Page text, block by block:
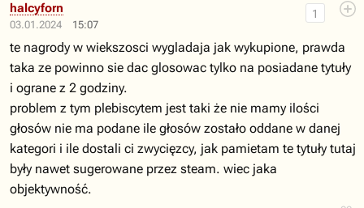
03.01.2024 15:07
1
halcyforn
te nagrody w wiekszosci wygladaja jak wykupione, prawda
taka ze powinno sie dac glosowac tylko na posiadane tytuły
i ograne z 2 godziny.
problem z tym plebiscytem jest taki że nie mamy ilości
głosów nie ma podane ile głosów zostało oddane w danej
kategori i ile dostali ci zwycięzcy, jak pamietam te tytuły tutaj
były nawet sugerowane przez steam. wiec jaka
objektywność.